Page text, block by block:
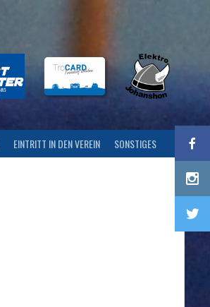
EINTRITT IN DEN VEREIN SONSTIGES